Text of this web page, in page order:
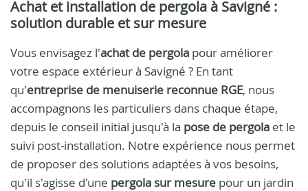
Achat et installation de pergola à Savigné :
solution durable et sur mesure
Vous envisagez l'achat de pergola pour améliorer
votre espace extérieur à Savigné ? En tant
qu'entreprise de menuiserie reconnue RGE, nous
accompagnons les particuliers dans chaque étape,
depuis le conseil initial jusqu'à la pose de pergola et le
suivi post-installation. Notre expérience nous permet
de proposer des solutions adaptées à vos besoins,
qu'il s'agisse d'une pergola sur mesure pour un jardin